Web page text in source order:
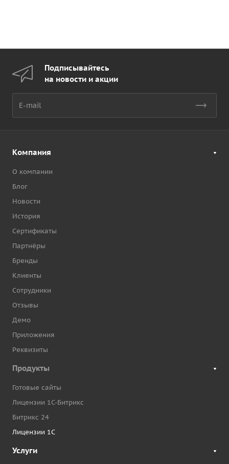
Подписывайтесь
на новости и акции
Компания
О компании
Блог
Новости
История
Сертификаты
Партнёры
Бренды
Клиенты
Сотрудники
Отзывы
Демо
Приложения
Реквизиты
Продукты
Готовые сайты
Лицензии 1С-Битрикс
Битрикс 24
Лицензии 1С
Услуги